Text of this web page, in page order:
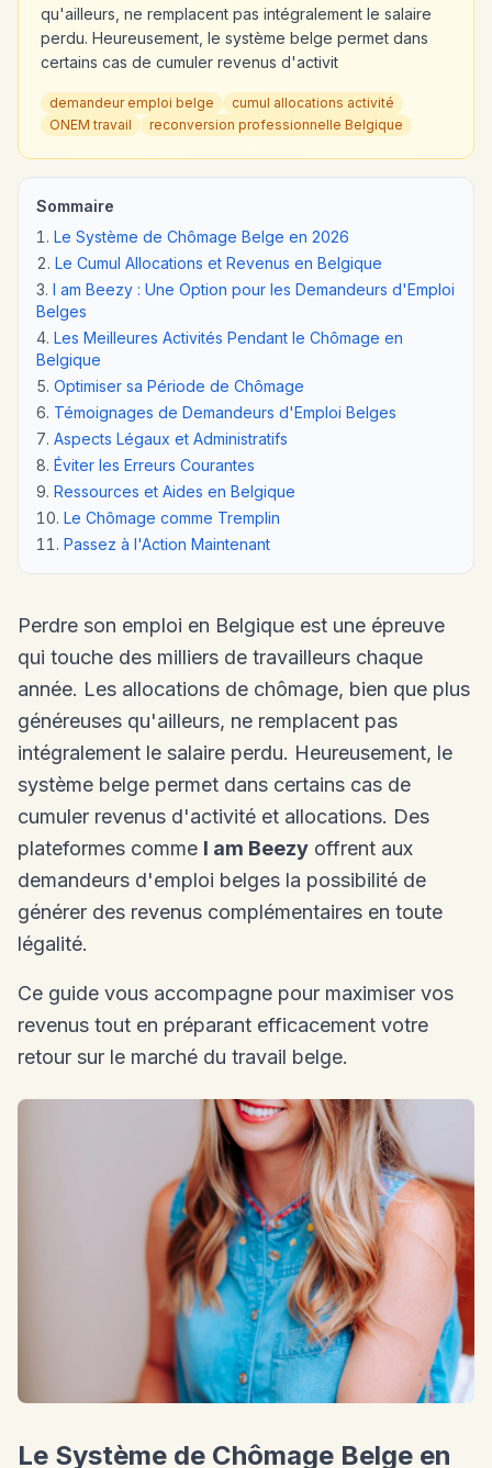
qu'ailleurs, ne remplacent pas intégralement le salaire
perdu. Heureusement, le système belge permet dans
certains cas de cumuler revenus d'activit
demandeur emploi belge
cumul allocations activité
ONEM travail
reconversion professionnelle Belgique
Sommaire
Le Système de Chômage Belge en 2026
Le Cumul Allocations et Revenus en Belgique
I am Beezy : Une Option pour les Demandeurs d'Emploi
Belges
Les Meilleures Activités Pendant le Chômage en
Belgique
Optimiser sa Période de Chômage
Témoignages de Demandeurs d'Emploi Belges
Aspects Légaux et Administratifs
Éviter les Erreurs Courantes
Ressources et Aides en Belgique
Le Chômage comme Tremplin
Passez à l'Action Maintenant
Perdre son emploi en Belgique est une épreuve
qui touche des milliers de travailleurs chaque
année. Les allocations de chômage, bien que plus
généreuses qu'ailleurs, ne remplacent pas
intégralement le salaire perdu. Heureusement, le
système belge permet dans certains cas de
cumuler revenus d'activité et allocations. Des
plateformes comme I am Beezy offrent aux
demandeurs d'emploi belges la possibilité de
générer des revenus complémentaires en toute
légalité.
Ce guide vous accompagne pour maximiser vos
revenus tout en préparant efficacement votre
retour sur le marché du travail belge.
Le Système de Chômage Belge en